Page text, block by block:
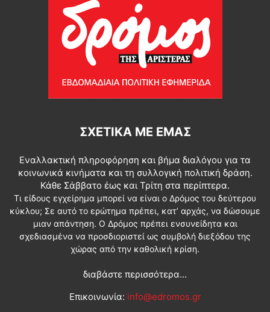
ΣΧΕΤΙΚΆ ΜΕ ΕΜΆΣ
Εναλλακτική πληροφόρηση και βήμα διαλόγου για τα
κοινωνικά κινήματα και τη συλλογική πολιτική δράση.
Κάθε Σάββατο έως και Τρίτη στα περίπτερα.
Τι είδους εγχείρημα μπορεί να είναι ο Δρόμος του δεύτερου
κύκλου; Σε αυτό το ερώτημα πρέπει, κατ’ αρχάς, να δώσουμε
μιαν απάντηση. Ο Δρόμος πρέπει ενσυνείδητα και
σχεδιασμένα να προσδιοριστεί ως συμβολή διεξόδου της
χώρας από την καθολική κρίση.
διαβάστε περισσότερα...
Επικοινωνία: info@edromos.gr